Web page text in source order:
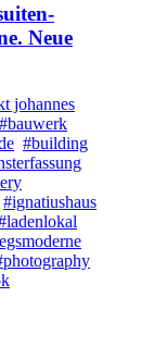
Neue
johannes
#bauwerk
#building
#ignatiushaus